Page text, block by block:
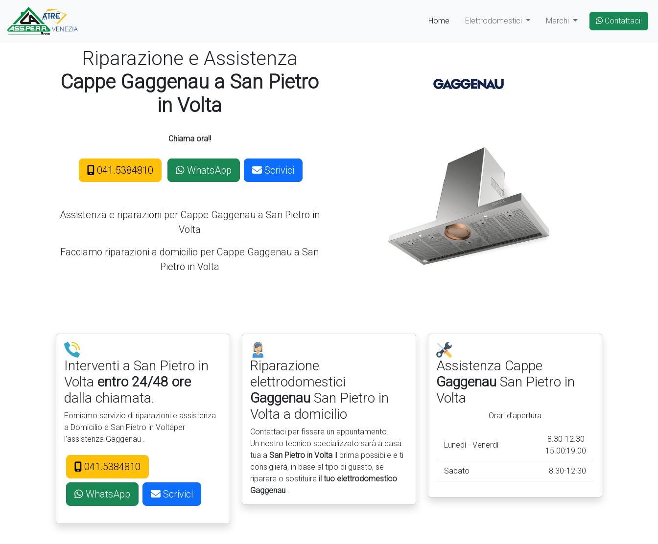
Home Elettrodomestici Marchi Contattaci!
Riparazione e Assistenza
Cappe Gaggenau a San Pietro
in Volta
Chiama ora!!
041.5384810 WhatsApp Scrivici
Assistenza e riparazioni per Cappe Gaggenau a San Pietro in
Volta
Facciamo riparazioni a domicilio per Cappe Gaggenau a San
Pietro in Volta
Interventi a San Pietro in
Volta entro 24/48 ore
dalla chiamata.
Forniamo servizio di riparazioni e assistenza
a Domicilio a San Pietro in Voltaper
l'assistenza Gaggenau .
041.5384810
WhatsApp Scrivici
Riparazione
elettrodomestici
Gaggenau San Pietro in
Volta a domicilio
Contattaci per fissare un appuntamento.
Un nostro tecnico specializzato sarà a casa
tua a San Pietro in Volta il prima possibile e ti
consiglierà, in base al tipo di guasto, se
riparare o sostituire il tuo elettrodomestico
Gaggenau .
Assistenza Cappe
Gaggenau San Pietro in
Volta
Orari d'apertura
Lunedì - Venerdì
8.30-12.30
15.00:19.00
Sabato 8.30-12.30